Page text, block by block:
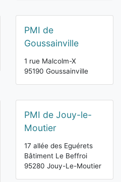
PMI de
Goussainville
1 rue Malcolm-X
95190 Goussainville
PMI de Jouy-le-
Moutier
17 allée des Eguérets
Bâtiment Le Beffroi
95280 Jouy-Le-Moutier